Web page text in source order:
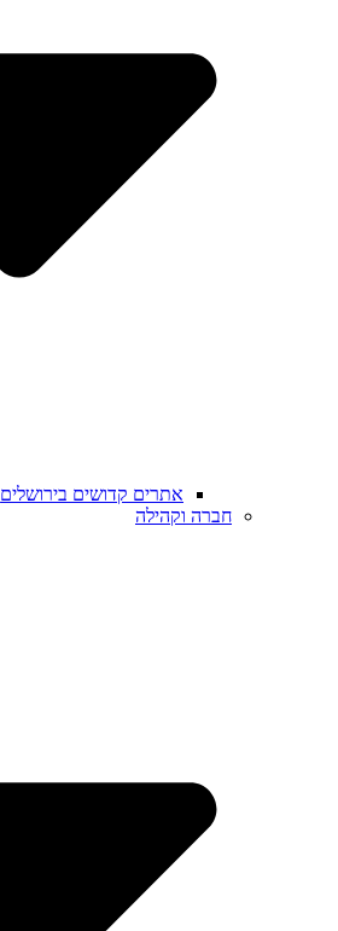
אתרים קדושים בירושלים
חברה וקהילה